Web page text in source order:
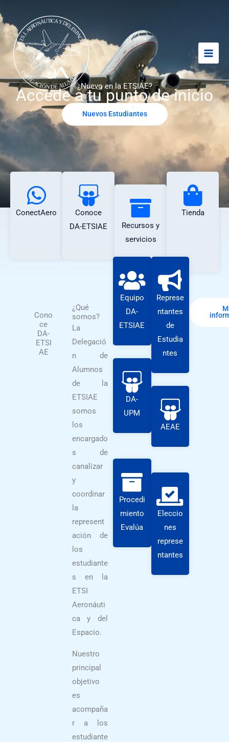
al
contenido
¿Nuevo en la ETSIAE?
Accede a tu punto de inicio
Nuevos Estudiantes
ConectAero
Conoce
DA-ETSIAE
Recursos y
servicios
Tienda
Cono
ce
DA-
ETSI
AE
¿Qué
somos?
La
Delegació
n de
Alumnos
de la
ETSIAE
somos
los
encargado
s de
canalizar
y
coordinar
la
represent
ación de
los
estudiante
s en la
ETSI
Aeronáuti
ca y del
Espacio.
Nuestro
principal
objetivo
es
acompaña
r a los
estudiante
Equipo
DA-
ETSIAE
DA-
UPM
Procedi
miento
Evalúa
Represe
ntantes
de
Estudia
ntes
AEAE
Eleccio
nes
represe
ntantes